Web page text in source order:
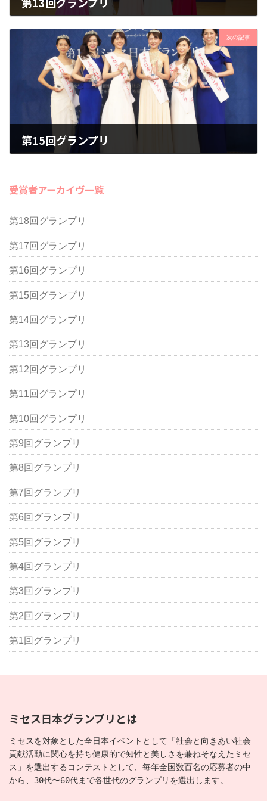
次の記事
第15回グランプリ
受賞者アーカイヴ一覧
第18回グランプリ
第17回グランプリ
第16回グランプリ
第15回グランプリ
第14回グランプリ
第13回グランプリ
第12回グランプリ
第11回グランプリ
第10回グランプリ
第9回グランプリ
第8回グランプリ
第7回グランプリ
第6回グランプリ
第5回グランプリ
第4回グランプリ
第3回グランプリ
第2回グランプリ
第1回グランプリ
ミセス日本グランプリとは
ミセスを対象とした全日本イベントとして「社会と向きあい社会
貢献活動に関心を持ち健康的で知性と美しさを兼ねそなえたミセ
ス」を選出するコンテストとして、毎年全国数百名の応募者の中
から、30代〜60代まで各世代のグランプリを選出します。